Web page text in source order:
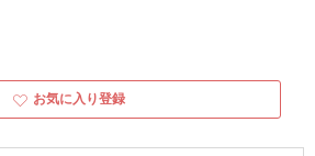
お気に入り登録